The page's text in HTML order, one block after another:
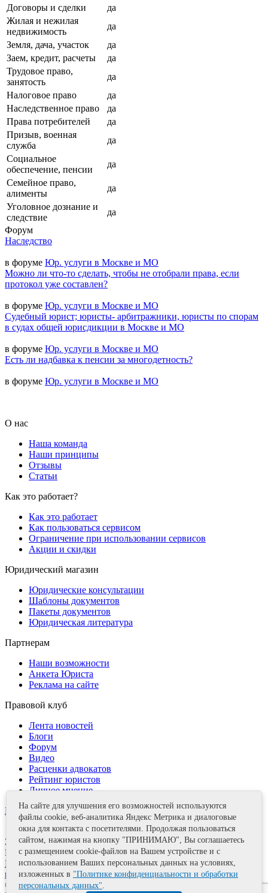
Договоры и сделки
да
Жилая и нежилая
недвижимость
да
Земля, дача, участок
да
Заем, кредит, расчеты
да
Трудовое право,
занятость
да
Налоговое право
да
Наследственное право
да
Права потребителей
да
Призыв, военная
служба
да
Социальное
обеспечение, пенсии
да
Семейное право,
алименты
да
Уголовное дознание и
следствие
да
Форум
Наследство
в форуме Юр. услуги в Москве и МО
Можно ли что-то сделать, чтобы не отобрали права, если
протокол уже составлен?
в форуме Юр. услуги в Москве и МО
Судебный юрист; юристы- арбитражники, юристы по спорам
в судах общей юрисдикции в Москве и МО
в форуме Юр. услуги в Москве и МО
Есть ли надбавка к пенсии за многодетность?
в форуме Юр. услуги в Москве и МО
О нас
Наша команда
Наши принципы
Отзывы
Статьи
Как это работает?
Как это работает
Как пользоваться сервисом
Ограничение при использовании сервисов
Акции и скидки
Юридический магазин
Юридические консультации
Шаблоны документов
Пакеты документов
Юридическая литература
Партнерам
Наши возможности
Анкета Юриста
Реклама на сайте
Правовой клуб
Лента новостей
Блоги
Форум
Видео
Расценки адвокатов
Рейтинг юристов
Личное мнение
Контакты
Задать вопрос
Поделиться
Политика информационной безопасности Правила
использования материалов
© 2011—2026 А.Е. Мишушин
На сайте для улучшения его возможностей используются
файлы cookie, веб-аналитика Яндекс Метрика и диалоговые
окна для контакта с посетителями. Продолжая пользоваться
сайтом, нажимая на кнопку "ПРИНИМАЮ", Вы соглашаетесь
с размещением cookie-файлов на Вашем устройстве и с
использованием Ваших персональных данных на условиях,
изложенных в "Политике конфиденциальности и обработки
персональных данных".